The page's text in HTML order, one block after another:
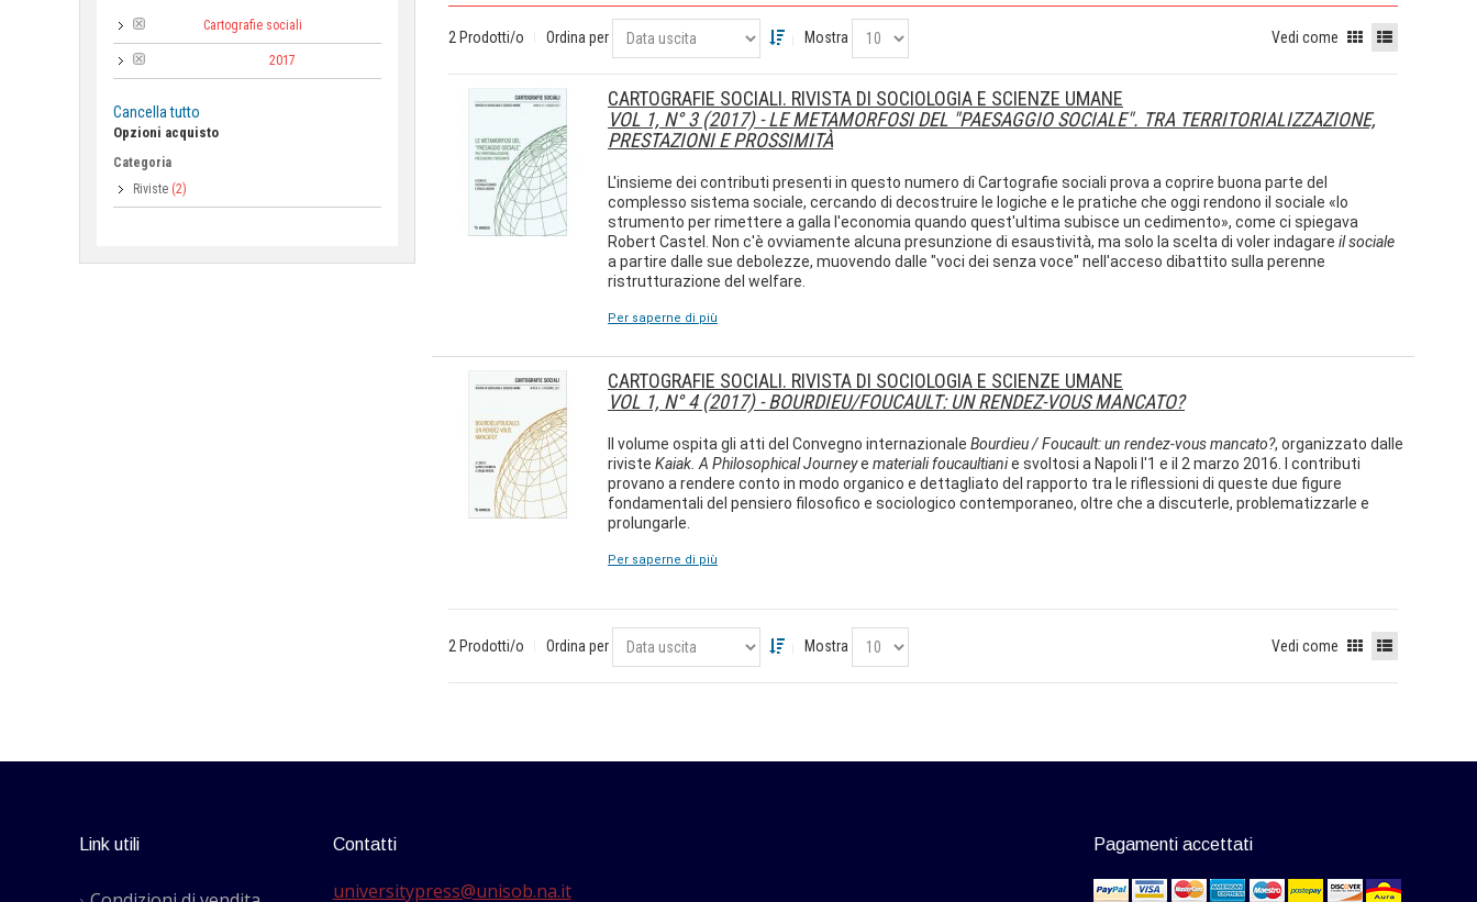
Cartografie sociali
2017
Cancella tutto
Opzioni acquisto
Categoria
Riviste (2)
2 Prodotti/o Ordina per Mostra Vedi come
CARTOGRAFIE SOCIALI. RIVISTA DI SOCIOLOGIA E SCIENZE UMANE
VOL 1, N° 3 (2017) -LE METAMORFOSI DEL "PAESAGGIO SOCIALE". TRA TERRITORIALIZZAZIONE,
PRESTAZIONI E PROSSIMITÀ
L'insieme dei contributi presenti in questo numero di Cartografie sociali prova a coprire buona parte del
complesso sistema sociale, cercando di decostruire le logiche e le pratiche che oggi rendono il sociale «lo
strumento per rimettere a galla l'economia quando quest'ultima subisce un cedimento», come ci spiegava
Robert Castel. Non c'è ovviamente alcuna presunzione di esaustività, ma solo la scelta di voler indagare il sociale
a partire dalle sue debolezze, muovendo dalle "voci dei senza voce" nell'acceso dibattito sulla perenne
ristrutturazione del welfare.
Per saperne di più
CARTOGRAFIE SOCIALI. RIVISTA DI SOCIOLOGIA E SCIENZE UMANE
VOL 1, N° 4 (2017) -BOURDIEU/FOUCAULT: UN RENDEZ-VOUS MANCATO?
Il volume ospita gli atti del Convegno internazionale Bourdieu / Foucault: un rendez-vous mancato?, organizzato dalle
riviste Kaiak. A Philosophical Journeye materiali foucaultianie svoltosi a Napoli l'1 e il 2 marzo 2016. I contributi
provano a rendere conto in modo organico e dettagliato del rapporto tra le riflessioni di queste due figure
fondamentali del pensiero filosofico e sociologico contemporaneo, oltre che a discuterle, problematizzarle e
prolungarle.
Per saperne di più
2 Prodotti/o Ordina per Mostra Vedi come
Link utili Contatti
universitypress@unisob.na.it
Pagamenti accettati